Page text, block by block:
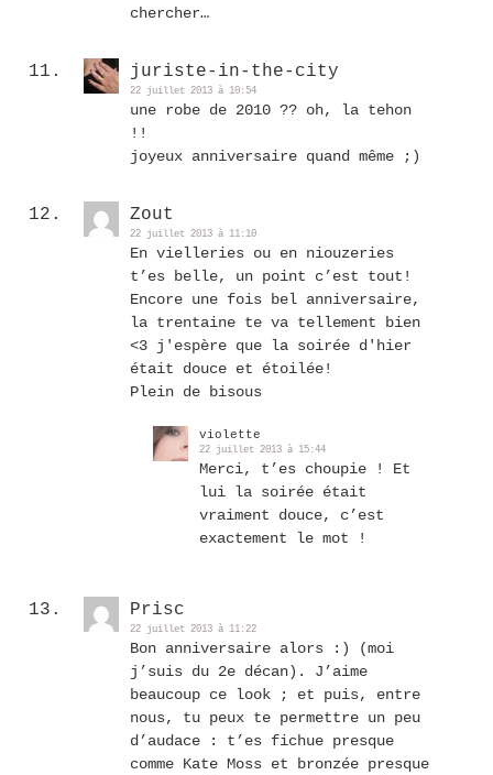
chercher…
juriste-in-the-city
22 juillet 2013 à 10:54
une robe de 2010 ?? oh, la tehon
!!
joyeux anniversaire quand même ;)
Zout
22 juillet 2013 à 11:10
En vielleries ou en niouzeries
t’es belle, un point c’est tout!
Encore une fois bel anniversaire,
la trentaine te va tellement bien
<3 j'espère que la soirée d'hier
était douce et étoilée!
Plein de bisous
violette
22 juillet 2013 à 15:44
Merci, t’es choupie ! Et
lui la soirée était
vraiment douce, c’est
exactement le mot !
Prisc
22 juillet 2013 à 11:22
Bon anniversaire alors :) (moi
j’suis du 2e décan). J’aime
beaucoup ce look ; et puis, entre
nous, tu peux te permettre un peu
d’audace : t’es fichue presque
comme Kate Moss et bronzée presque